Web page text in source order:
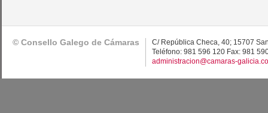
© Consello Galego de Cámaras
C/ República Checa, 40; 15707
Teléfono: 981 596 120 Fax: 981
administracion@camaras-